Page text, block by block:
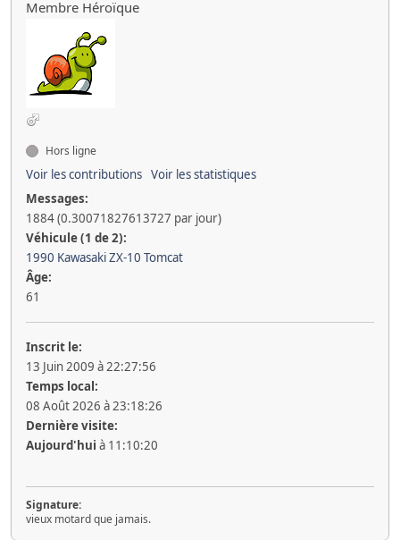
Membre Héroïque
Hors ligne
Voir les contributions Voir les statistiques
Messages:
1884 (0.30071827613727 par jour)
Véhicule (1 de 2):
1990 Kawasaki ZX-10 Tomcat
Âge:
61
Inscrit le:
13 Juin 2009 à 22:27:56
Temps local:
08 Août 2026 à 23:18:26
Dernière visite:
Aujourd'hui à 11:10:20
Signature:
vieux motard que jamais.